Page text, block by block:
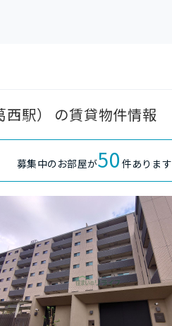
駅） の賃貸物件情報
募集中のお部屋が50 件あります